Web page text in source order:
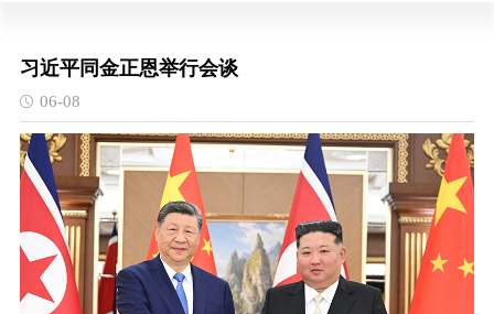
习近平同金正恩举行会谈
06-08